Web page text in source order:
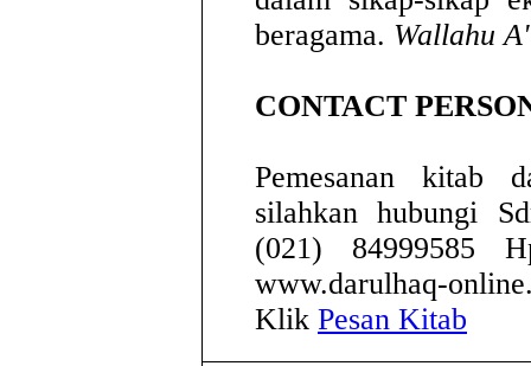
beragama. Wallahu
CONTACT
Pemesanan kitab
silahkan hubungi
(021) 84999585
www.darulhaq-
Klik Pesan Kitab